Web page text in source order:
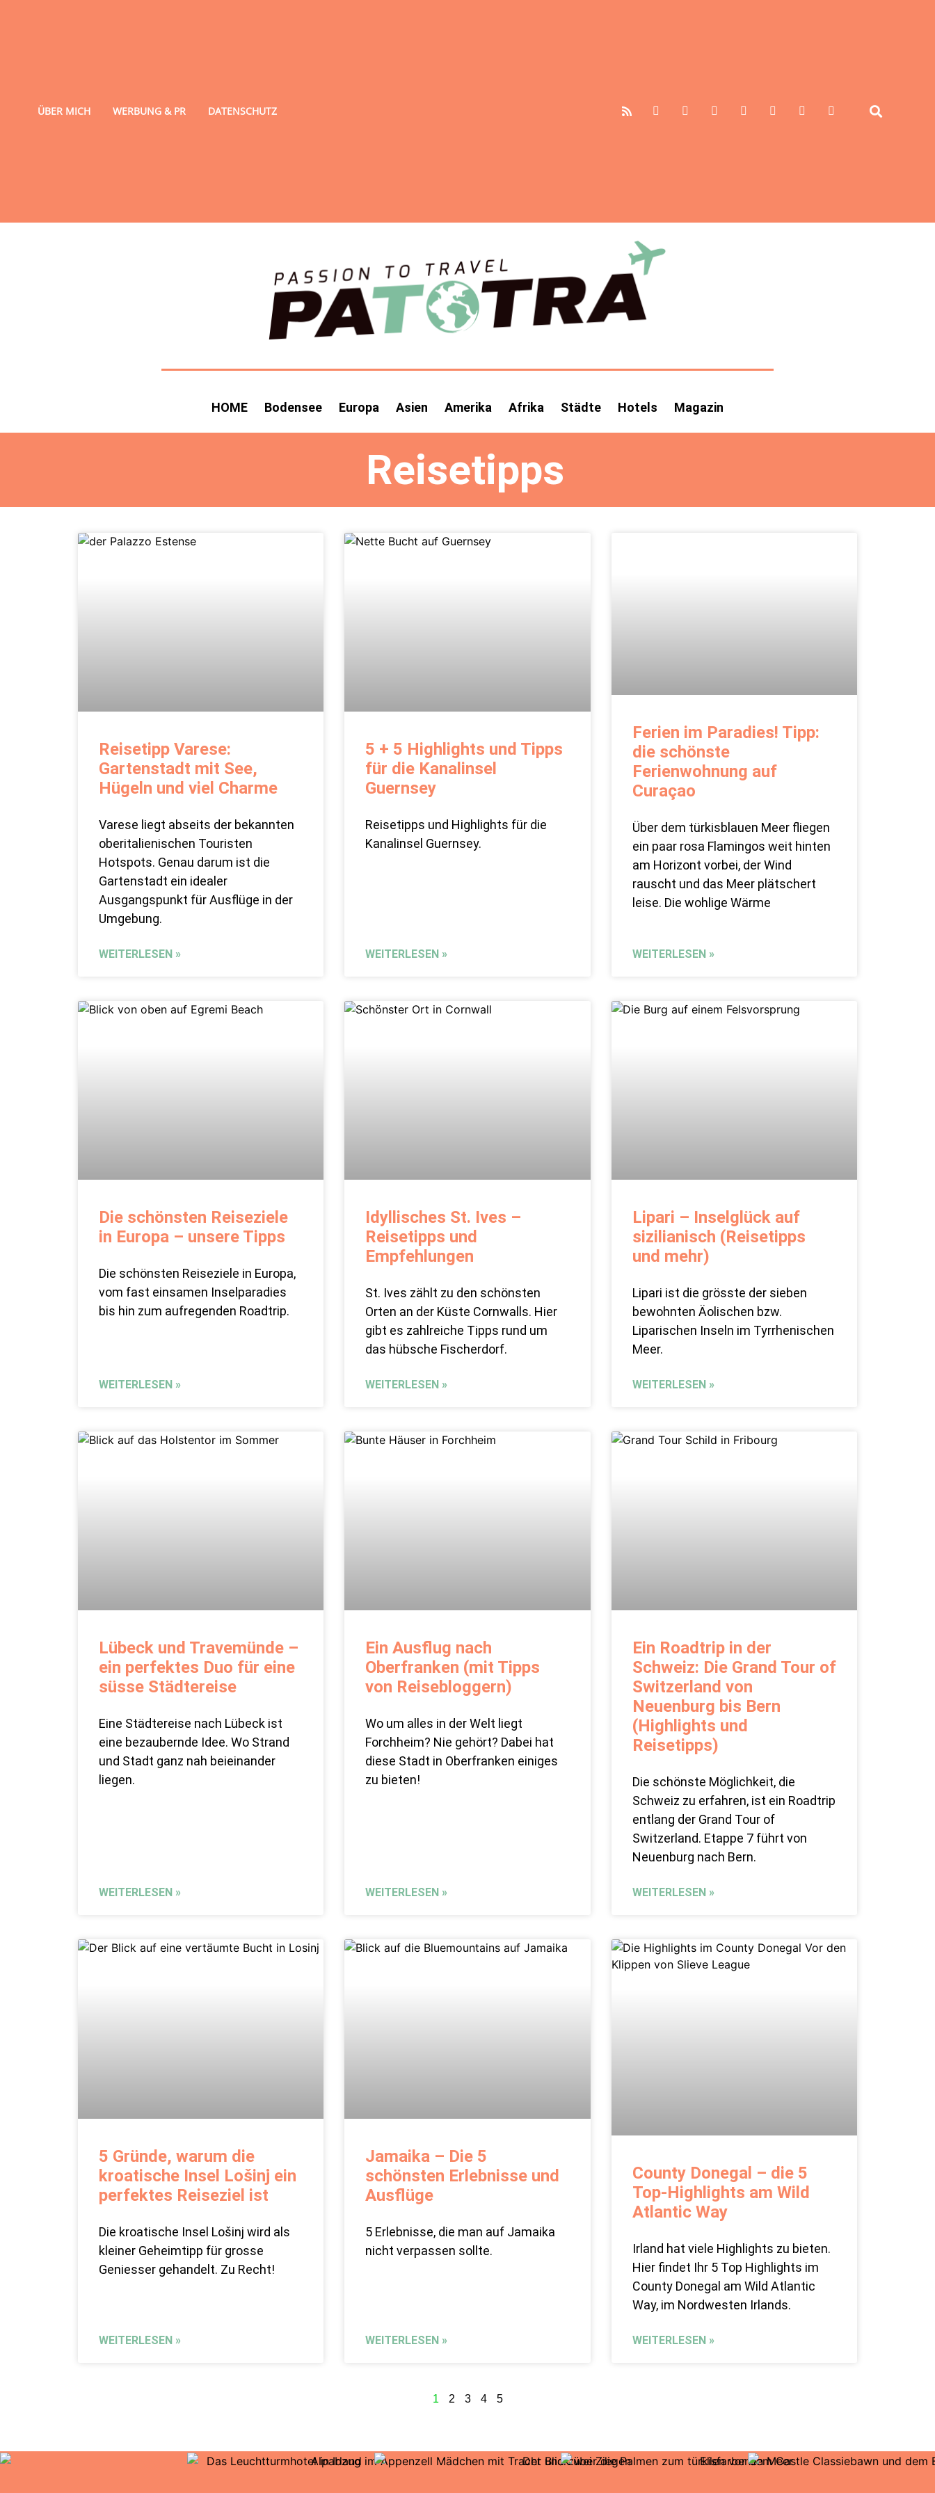
ÜBER MICH WERBUNG & PR DATENSCHUTZ
HOME Bodensee Europa Asien Amerika Afrika Städte Hotels Magazin
Reisetipps
Reisetipp Varese:
Gartenstadt mit See,
Hügeln und viel Charme
Varese liegt abseits der bekannten
oberitalienischen Touristen
Hotspots. Genau darum ist die
Gartenstadt ein idealer
Ausgangspunkt für Ausflüge in der
Umgebung.
WEITERLESEN »
5 + 5 Highlights und Tipps
für die Kanalinsel
Guernsey
Reisetipps und Highlights für die
Kanalinsel Guernsey.
WEITERLESEN »
Ferien im Paradies! Tipp:
die schönste
Ferienwohnung auf
Curaçao
Über dem türkisblauen Meer fliegen
ein paar rosa Flamingos weit hinten
am Horizont vorbei, der Wind
rauscht und das Meer plätschert
leise. Die wohlige Wärme
WEITERLESEN »
Die schönsten Reiseziele
in Europa – unsere Tipps
Die schönsten Reiseziele in Europa,
vom fast einsamen Inselparadies
bis hin zum aufregenden Roadtrip.
WEITERLESEN »
Idyllisches St. Ives –
Reisetipps und
Empfehlungen
St. Ives zählt zu den schönsten
Orten an der Küste Cornwalls. Hier
gibt es zahlreiche Tipps rund um
das hübsche Fischerdorf.
WEITERLESEN »
Lipari – Inselglück auf
sizilianisch (Reisetipps
und mehr)
Lipari ist die grösste der sieben
bewohnten Äolischen bzw.
Liparischen Inseln im Tyrrhenischen
Meer.
WEITERLESEN »
Lübeck und Travemünde –
ein perfektes Duo für eine
süsse Städtereise
Eine Städtereise nach Lübeck ist
eine bezaubernde Idee. Wo Strand
und Stadt ganz nah beieinander
liegen.
WEITERLESEN »
Ein Ausflug nach
Oberfranken (mit Tipps
von Reisebloggern)
Wo um alles in der Welt liegt
Forchheim? Nie gehört? Dabei hat
diese Stadt in Oberfranken einiges
zu bieten!
WEITERLESEN »
Ein Roadtrip in der
Schweiz: Die Grand Tour of
Switzerland von
Neuenburg bis Bern
(Highlights und
Reisetipps)
Die schönste Möglichkeit, die
Schweiz zu erfahren, ist ein Roadtrip
entlang der Grand Tour of
Switzerland. Etappe 7 führt von
Neuenburg nach Bern.
WEITERLESEN »
5 Gründe, warum die
kroatische Insel Lošinj ein
perfektes Reiseziel ist
Die kroatische Insel Lošinj wird als
kleiner Geheimtipp für grosse
Geniesser gehandelt. Zu Recht!
WEITERLESEN »
Jamaika – Die 5
schönsten Erlebnisse und
Ausflüge
5 Erlebnisse, die man auf Jamaika
nicht verpassen sollte.
WEITERLESEN »
County Donegal – die 5
Top-Highlights am Wild
Atlantic Way
Irland hat viele Highlights zu bieten.
Hier findet Ihr 5 Top Highlights im
County Donegal am Wild Atlantic
Way, im Nordwesten Irlands.
WEITERLESEN »
1 2 3 4 5